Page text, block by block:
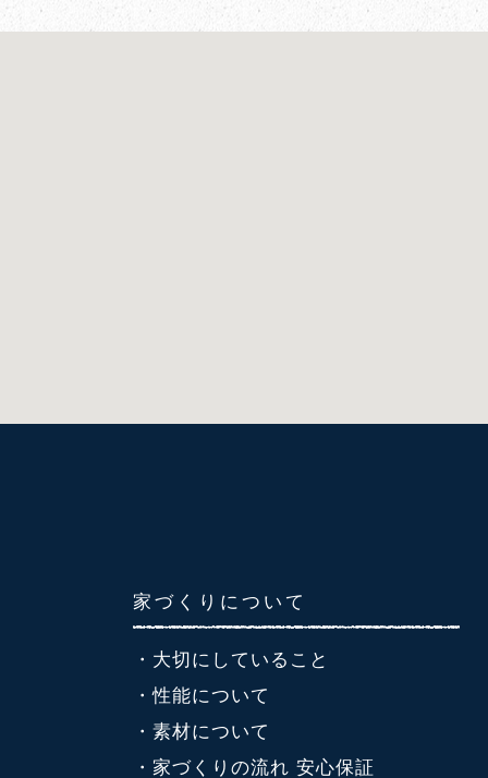
家づくりについて
・大切にしていること
・性能について
・素材について
・家づくりの流れ 安心保証